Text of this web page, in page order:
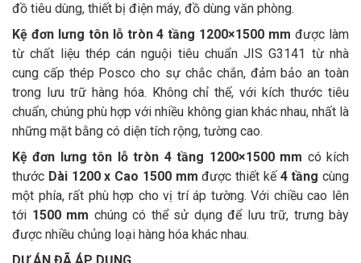
đồ tiêu dùng, thiết bị điện máy, đồ dùng văn phòng.
Kệ đơn lưng tôn lỗ tròn 4 tầng 1200×1500 mm được làm
từ chất liệu thép cán nguội tiêu chuẩn JIS G3141 từ nhà
cung cấp thép Posco cho sự chắc chắn, đảm bảo an toàn
trong lưu trữ hàng hóa. Không chỉ thế, với kích thước tiêu
chuẩn, chúng phù hợp với nhiều không gian khác nhau, nhất là
những mặt bằng có diện tích rộng, tường cao.
Kệ đơn lưng tôn lỗ tròn 4 tầng 1200×1500 mm có kích
thước Dài 1200 x Cao 1500 mm được thiết kế 4 tầng cùng
một phía, rất phù hợp cho vị trí áp tường. Với chiều cao lên
tới 1500 mm chúng có thể sử dụng để lưu trữ, trưng bày
được nhiều chủng loại hàng hóa khác nhau.